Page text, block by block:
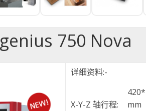
genius 750 Nova
详细资料:-
X-Y-Z 轴行程:
mm